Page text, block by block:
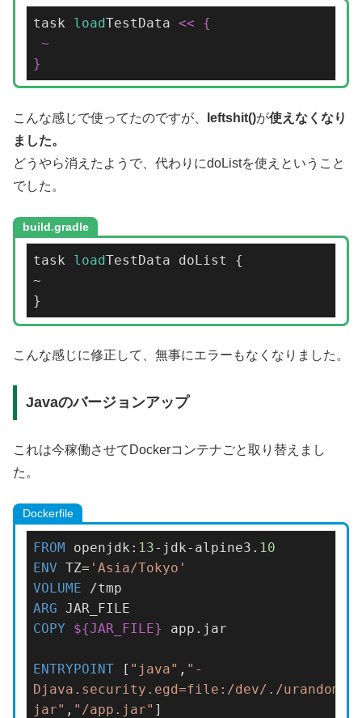
task loadTestData << {
}
こんな感じで使ってたのですが、 leftshit()が使えなくなり
ました。
どうやら消えたようで、代わりにdoListを使えということ
でした。
build.gradle
task loadTestData doList {
~
}
こんな感じに修正して、無事にエラーもなくなりました。
Javaのバージョンアップ
これは今稼働させてDockerコンテナごと取り替えまし
た。
Dockerfile
FROM openjdk: 13-jdk-alpine3. 10
ENV TZ= 'Asia/Tokyo'
VOLUME /tmp
ARG
COPY
${JAR_FILE} app.jar
ENTRYPOINT [ "java" , "-
Djava.security.egd=file:/dev/./urandom"
jar" , "/app.jar" ]